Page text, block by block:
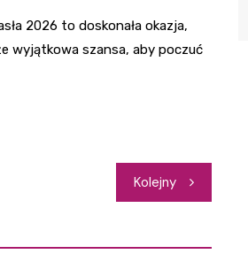
2026 to doskonała okazja,
wyjątkowa szansa, aby poczuć
Kolejny